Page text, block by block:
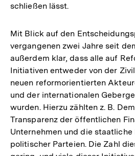
schließen lässt.
Mit Blick auf den
vergangenen zwei Jahre seit
außerdem klar, dass alle auf
Initiativen entweder von der
neuen reformorientierten
und der internationalen
wurden. Hierzu zählten z. B.
Transparenz der öffentlichen
Unternehmen und die staatliche
politischer Parteien. Die Zahl